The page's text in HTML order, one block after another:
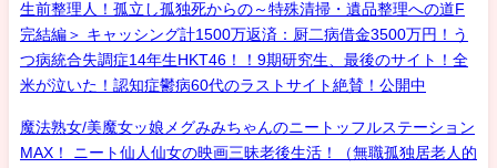
生前整理人！孤立し孤独死からの～特殊清掃・遺品整理への道F
完結編＞ キャッシング計1500万返済：厨二病借金3500万円！う
つ病統合失調症14年生HKT46！！9期研究生、最後のサイト！全
米が泣いた！認知症鬱病60代のラストサイト絶賛！公開中
魔法熟女/美魔女ッ娘メグみみちゃんのニートッフルステーション
MAX！ ニート仙人仙女の映画三昧老後生活！（無職孤独居老人的